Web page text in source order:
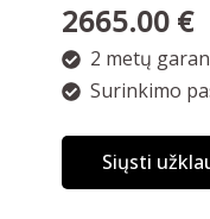
2665.00 €
2 metų
Surinkimo
Siųsti